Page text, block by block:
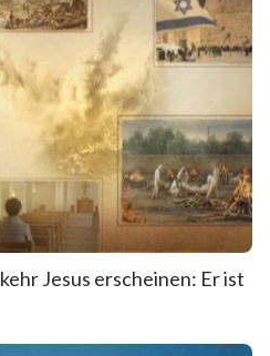
Jesus erscheinen: Er ist